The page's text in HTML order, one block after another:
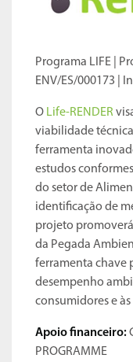
Programa LIFE |
ENV/ES/000173 |
O Life-RENDER
viabilidade
ferramenta
estudos conformes
do setor de
identificação de
projeto
da Pegada
ferramenta chave
desempenho
consumidores e
Apoio financeiro:
PROGRAMME